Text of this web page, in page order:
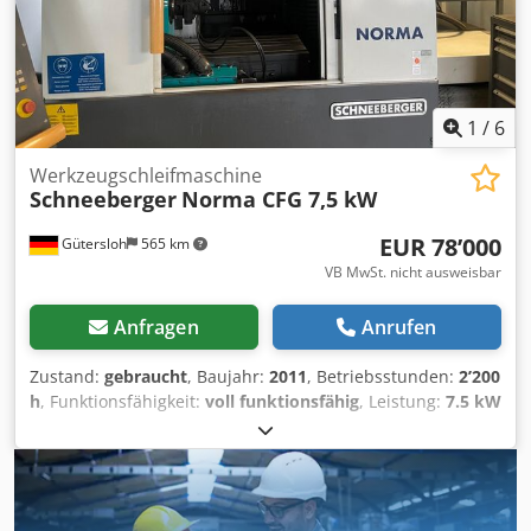
Flachschleifmaschinen, Drehmaschinen,
Bearbeitungszentren und Fräsmaschinen in Betracht zu
ziehen.
1 / 6
Gütersloh 565 km
Werkzeugschleifmaschine
Schneeberger Norma CFG 7,5 kW
EUR 78’000
VB MwSt. nicht ausweisbar
Anfragen Anrufen
Zustand: gebraucht, Baujahr: 2011, Betriebsstunden: 2’200
h, Funktionsfähigkeit: voll funktionsfähig, Leistung: 7.5 kW
, Jahr der letzten Überholung:
diese gebrauchte Schneeberger Norma CFG 7,5 kW
Werkzeugschleifmaschine, Baujahr 2011, an.
BETRIEBSSTUNDEN: 2200 ! Automatische programmierbare
Zentralschmierung Pneumatikschläuche komplett erneuert